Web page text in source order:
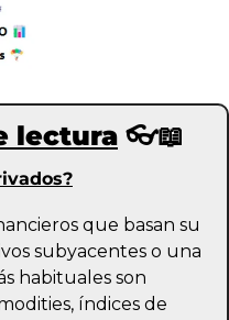
lectura 👓📖
que basan su
subyacentes o una
habituales son
índices de